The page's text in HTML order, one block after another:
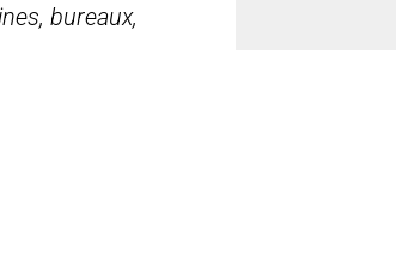
bureaux,